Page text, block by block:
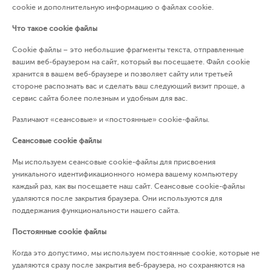
cookie и дополнительную информацию о файлах cookie.
Что такое cookie файлы
Сookie файлы – это небольшие фрагменты текста, отправленные
вашим веб-браузером на сайт, который вы посещаете. Файл cookie
хранится в вашем веб-браузере и позволяет сайту или третьей
стороне распознать вас и сделать ваш следующий визит проще, а
сервис сайта более полезным и удобным для вас.
Различают «сеансовые» и «постоянные» cookie-файлы.
Сеансовые cookie файлы
Мы используем сеансовые cookie-файлы для присвоения
уникального идентификационного номера вашему компьютеру
каждый раз, как вы посещаете наш сайт. Сеансовые cookie-файлы
удаляются после закрытия браузера. Они используются для
поддержания функциональности нашего сайта.
Постоянные cookie файлы
Когда это допустимо, мы используем постоянные cookie, которые не
удаляются сразу после закрытия веб-браузера, но сохраняются на